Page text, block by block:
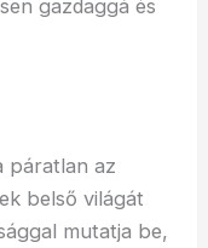
gazdaggá és
páratlan az
belső világát
mutatja be,